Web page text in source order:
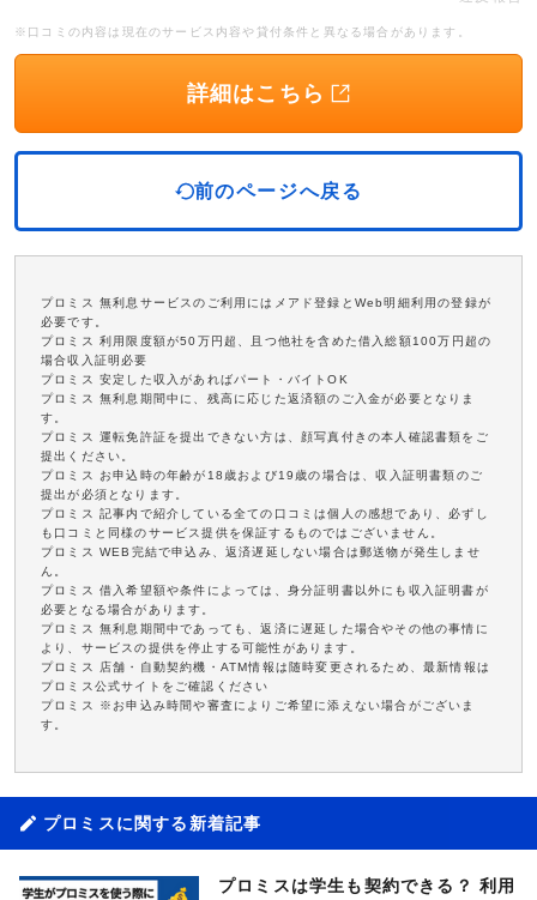
※口コミの内容は現在のサービス内容や貸付条件と異なる場合があります。
詳細はこちら
前のページへ戻る
プロミス 無利息サービスのご利用にはメアド登録とWeb明細利用の登録が
必要です。
プロミス 利用限度額が50万円超、且つ他社を含めた借入総額100万円超の
場合収入証明必要
プロミス 安定した収入があればパート・バイトOK
プロミス 無利息期間中に、残高に応じた返済額のご入金が必要となりま
す。
プロミス 運転免許証を提出できない方は、顔写真付きの本人確認書類をご
提出ください。
プロミス お申込時の年齢が18歳および19歳の場合は、収入証明書類のご
提出が必須となります。
プロミス 記事内で紹介している全ての口コミは個人の感想であり、必ずし
も口コミと同様のサービス提供を保証するものではございません。
プロミス WEB完結で申込み、返済遅延しない場合は郵送物が発生しませ
ん。
プロミス 借入希望額や条件によっては、身分証明書以外にも収入証明書が
必要となる場合があります。
プロミス 無利息期間中であっても、返済に遅延した場合やその他の事情に
より、サービスの提供を停止する可能性があります。
プロミス 店舗・自動契約機・ATM情報は随時変更されるため、最新情報は
プロミス公式サイトをご確認ください
プロミス ※お申込み時間や審査によりご希望に添えない場合がございま
す。
プロミスに関する新着記事
プロミスは学生も契約できる？ 利用